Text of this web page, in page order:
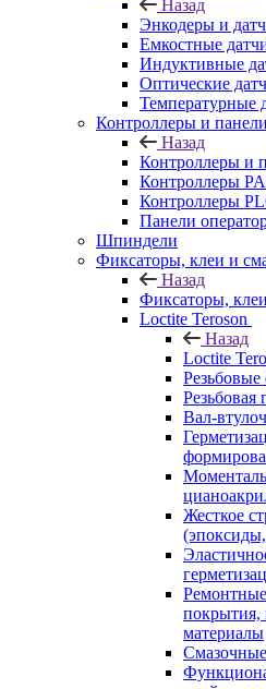
Назад
Энкодеры и
Емкостные
Индуктивные
Оптические
Температурные
Контроллеры и
Назад
Контроллеры и
Контроллеры
Контроллеры
Панели
Шпиндели
Фиксаторы, клеи и
Назад
Фиксаторы,
Loctite Teroson
Назад
Loctite
Резьбовая
Вал-
Жесткое
покрытия,
материалы